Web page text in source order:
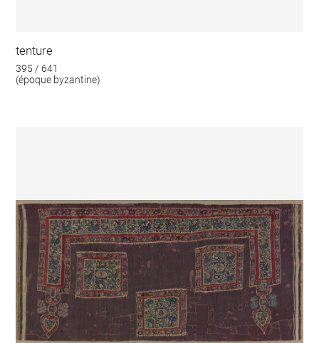
tenture
395 / 641
(époque byzantine)